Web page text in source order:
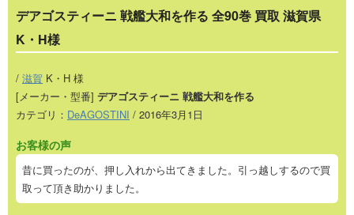
デアゴスティーニ 戦艦大和を作る 全90巻 買取 滋賀県
K・H様
/ 滋賀 K・H 様
[メーカー・型番] デアゴスティーニ 戦艦大和を作る
カテゴリ： DeAGOSTINI / 2016年3月1日
お客様の声
昔に買ったのが、押し入れから出てきました。引っ越しするので買
取って頂き助かりました。